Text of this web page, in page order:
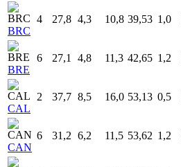
BRC
4 27,8 4,3 10,8 39,53 1,0
BRE
6 27,1 4,8 11,3 42,65 1,2
CAL
2 37,7 8,5 16,0 53,13 0,5
CAN
6 31,2 6,2 11,5 53,62 1,2